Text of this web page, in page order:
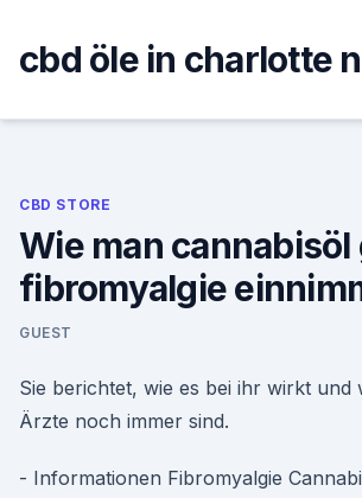
content
cbd öle in charlotte
CBD STORE
Wie man cannabisöl
fibromyalgie
GUEST
Sie berichtet, wie es bei ihr wirkt und
Ärzte noch immer sind.
- Informationen Fibromyalgie